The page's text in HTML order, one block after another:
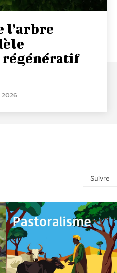
l’arbre
régénératif
2026
Suivre